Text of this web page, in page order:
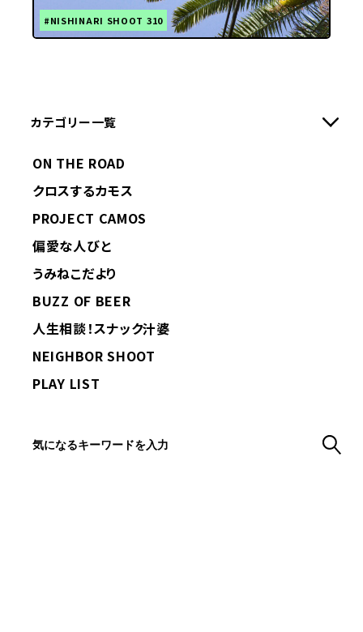
#NISHINARI SHOOT 310
カテゴリー一覧
ON THE ROAD
クロスするカモス
PROJECT CAMOS
偏愛な人びと
うみねこだより
BUZZ OF BEER
人生相談！スナック汁婆
NEIGHBOR SHOOT
PLAY LIST